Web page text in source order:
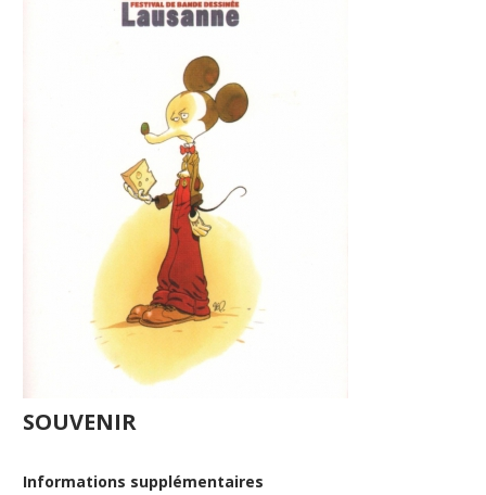
SOUVENIR
Informations supplémentaires